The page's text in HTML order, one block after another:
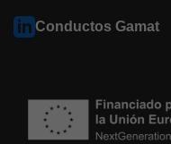
Conductos Gamat